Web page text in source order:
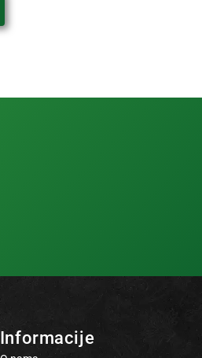
Informacije